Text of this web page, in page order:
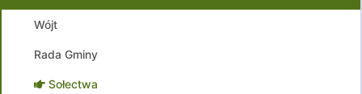
Wójt
Rada Gminy
Sołectwa